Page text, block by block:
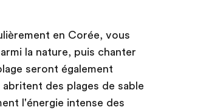
en Corée, vous
la nature, puis chanter
seront également
des plages de sable
l'énergie intense des